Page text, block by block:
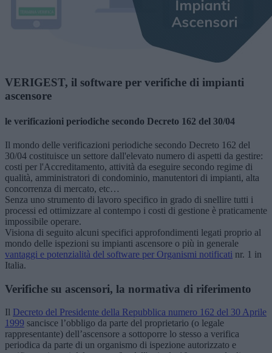
VERIGEST, il software per verifiche di impianti
ascensore
le verificazioni periodiche secondo Decreto 162 del 30/04
Il mondo delle verificazioni periodiche secondo Decreto 162 del
30/04 costituisce un settore dall'elevato numero di aspetti da gestire:
costi per l'Accreditamento, attività da eseguire secondo regime di
qualità, amministratori di condominio, manutentori di impianti, alta
concorrenza di mercato, etc…
Senza uno strumento di lavoro specifico in grado di snellire tutti i
processi ed ottimizzare al contempo i costi di gestione è praticamente
impossibile operare.
Visiona di seguito alcuni specifici approfondimenti legati proprio al
mondo delle ispezioni su impianti ascensore o più in generale
vantaggi e potenzialità del software per Organismi notificati nr. 1 in
Italia.
Verifiche su ascensori, la normativa di riferimento
Il Decreto del Presidente della Repubblica numero 162 del 30 Aprile
1999 sancisce l’obbligo da parte del proprietario (o legale
rappresentante) dell’ascensore a sottoporre lo stesso a verifica
periodica da parte di un organismo di ispezione autorizzato e